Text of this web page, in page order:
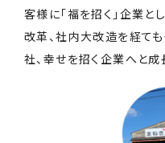
客様に「福を招く」企業と
改革、社内大改造を経て
社、幸せを招く企業へと成